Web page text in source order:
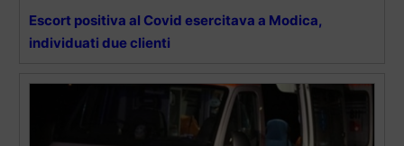
Escort positiva al Covid esercitava a Modica,
individuati due clienti